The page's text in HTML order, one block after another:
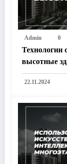
Admin 0
Технологии
высотные
22.11.2024